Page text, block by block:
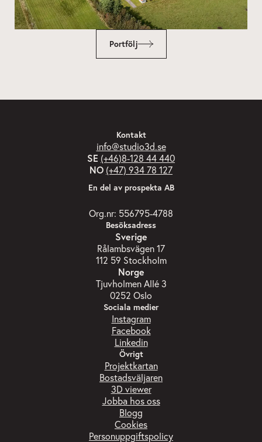
Portfölj
Kontakt
info@studio3d.se
SE (+46)8-128 44 440
NO (+47) 934 78 127
En del av prospekta AB
Org.nr: 556795-4788
Besöksadress
Sverige
Rålambsvägen 17
112 59 Stockholm
Norge
Tjuvholmen Allé 3
0252 Oslo
Sociala medier
Instagram
Facebook
Linkedin
Övrigt
Projektkartan
Bostadsväljaren
3D viewer
Jobba hos oss
Blogg
Cookies
Personuppgiftspolicy